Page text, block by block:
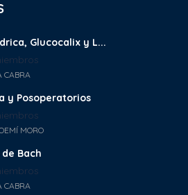
Glucocalix y L...
CABRA
y Posoperatorios
MORO
Bach
CABRA